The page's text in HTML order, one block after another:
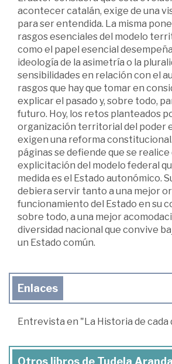
acontecer catalán, exige de una
para ser entendida. La misma
rasgos esenciales del modelo
como el papel esencial
ideología de la asimetría o la
sensibilidades en relación con el
rasgos que hay que tomar en
explicar el pasado y, sobre todo,
futuro. Hoy, los retos planteados
organización territorial del poder
exigen una reforma
páginas se defiende que se realice
explicitación del modelo federal
medida es el Estado autonómico.
debiera servir tanto a una mejor
funcionamiento del Estado en su
sobre todo, a una mejor
diversidad nacional que convive
un Estado común.
Enlaces
Entrevista en "La Historia de cada
Otros libros de Tudela